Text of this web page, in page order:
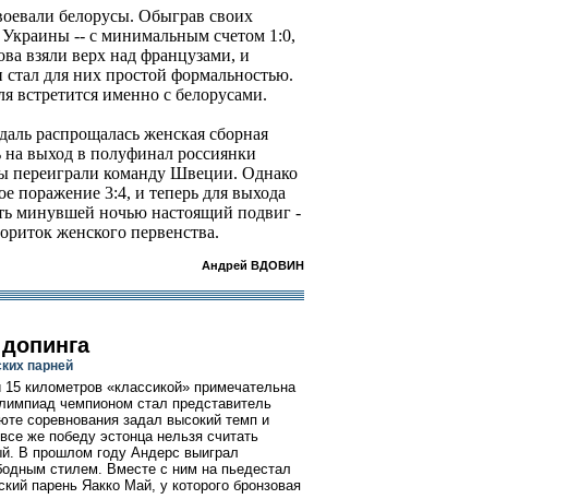
белорусы. Обыграв своих
-- с минимальным счетом 1:0,
взяли верх над французами, и
для них простой формальностью.
встретится именно с белорусами.
распрощалась женская сборная
выход в полуфинал россиянки
переиграли команду Швеции. Однако
поражение 3:4, и теперь для выхода
минувшей ночью настоящий подвиг -
женского первенства.
Андрей ВДОВИН
парней
километров «классикой» примечательна
чемпионом стал представитель
соревнования задал высокий темп и
же победу эстонца нельзя считать
В прошлом году Андерс выиграл
стилем. Вместе с ним на пьедестал
парень Яакко Май, у которого бронзовая